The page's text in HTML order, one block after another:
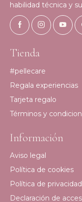
habilidad técnica y
Tienda
#pellecare
Regala experiencias
Tarjeta regalo
Términos y
Información
Aviso legal
Política de cookies
Política de privacidad
Declaración de